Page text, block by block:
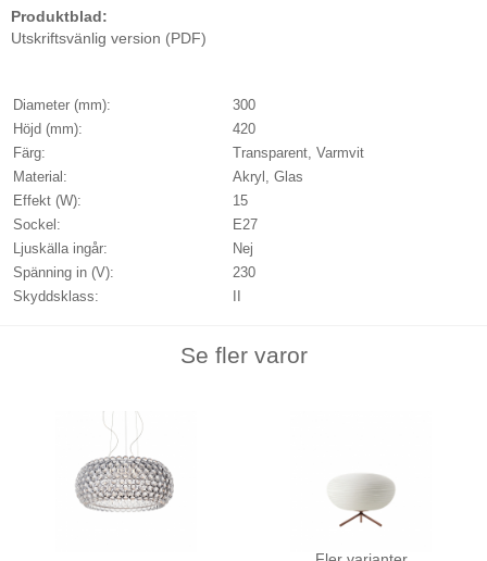
Produktblad:
Utskriftsvänlig version (PDF)
Diameter (mm):
300
Höjd (mm):
420
Färg:
Transparent, Varmvit
Material:
Akryl, Glas
Effekt (W):
15
Sockel:
E27
Ljuskälla ingår:
Nej
Spänning in (V):
230
Skyddsklass:
II
Se fler varor